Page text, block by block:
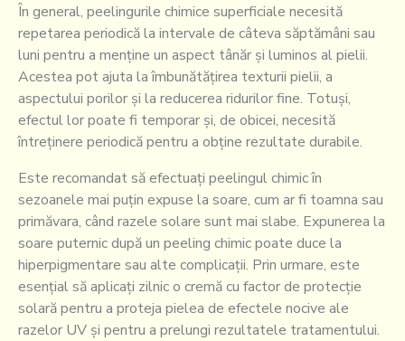
În general, peelingurile chimice superficiale necesită
repetarea periodică la intervale de câteva săptămâni sau
luni pentru a menține un aspect tânăr și luminos al pielii.
Acestea pot ajuta la îmbunătățirea texturii pielii, a
aspectului porilor și la reducerea ridurilor fine. Totuși,
efectul lor poate fi temporar și, de obicei, necesită
întreținere periodică pentru a obține rezultate durabile.
Este recomandat să efectuați peelingul chimic în
sezoanele mai puțin expuse la soare, cum ar fi toamna sau
primăvara, când razele solare sunt mai slabe. Expunerea la
soare puternic după un peeling chimic poate duce la
hiperpigmentare sau alte complicații. Prin urmare, este
esențial să aplicați zilnic o cremă cu factor de protecție
solară pentru a proteja pielea de efectele nocive ale
razelor UV și pentru a prelungi rezultatele tratamentului.